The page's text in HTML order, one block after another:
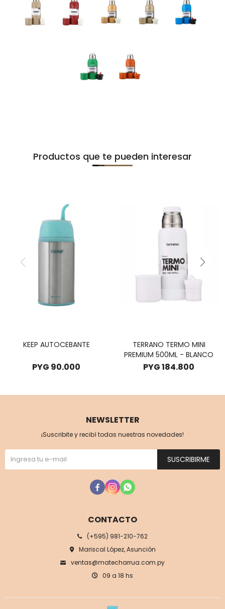
Productos que te pueden interesar
KEEP AUTOCEBANTE
PYG 90.000
TERRANO TERMO MINI
PREMIUM 500ML - BLANCO
PYG184.800
CONTACTO
(+595) 981-210-762
Mariscal López, Asunción
ventas@matecharrua.com.py
09 a 18 hs
NEWSLETTER
¡Suscribite y recibí todas nuestras novedades!
SUSCRIBIRME
  